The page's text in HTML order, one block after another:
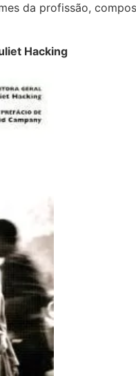
da profissão,
Hacking